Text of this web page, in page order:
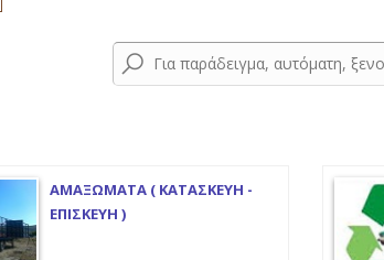
ΑΜΑΞΩΜΑΤΑ ( ΚΑΤΑΣΚΕΥΗ -
ΕΠΙΣΚΕΥΗ )